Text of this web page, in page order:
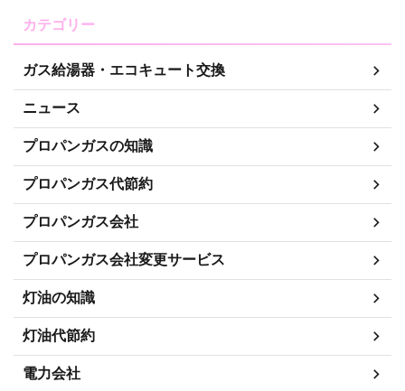
カテゴリー
ガス給湯器・エコキュート交換
ニュース
プロパンガスの知識
プロパンガス代節約
プロパンガス会社
プロパンガス会社変更サービス
灯油の知識
灯油代節約
電力会社